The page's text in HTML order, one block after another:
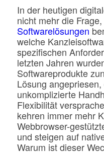
In der heutigen
nicht mehr die
Softwarelösungen
welche
spezifischen
letzten Jahren
Softwareprodukte
Lösung
unkomplizierte
Flexibilität
kehren immer mehr
Webbrowser-
und steigen auf
Warum ist dieser